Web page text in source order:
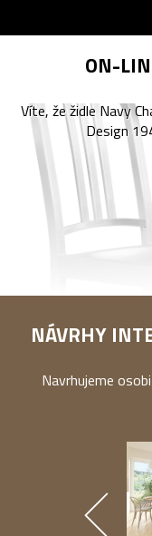
ON-
Víte, že židle Navy
Design
NÁVRHY
Navrhujeme